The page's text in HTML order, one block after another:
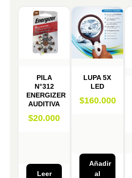
PILA
N°312
ENERGIZER
AUDITIVA
$20.000
Leer
LUPA 5X
LED
$160.000
Añadir
al